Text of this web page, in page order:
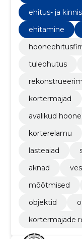
ehitus- ja
ehitamine
tuleohutus
kortermajad
avalikud
korterelamu
lasteaiad
aknad
mõõtmised
objektid
kortermajade